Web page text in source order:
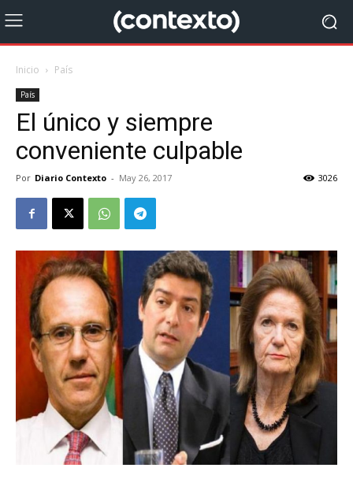
Inicio País
País
El único y siempre
conveniente culpable
Por Diario Contexto - May 26, 2017 3026